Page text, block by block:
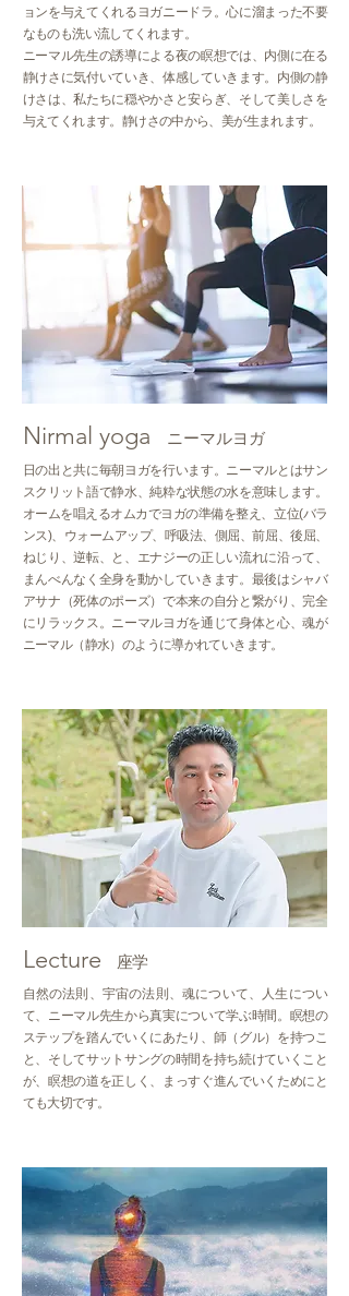
ョンを与えてくれるヨガニードラ。心に溜まった不要
なものも洗い流してくれます。
ニーマル先生の誘導による夜の瞑想では、内側に在る
静けさに気付いていき、体感していきます。内側の静
けさは、私たちに穏やかさと安らぎ、そして美しさを
与えてくれます。静けさの中から、美が生まれます。
Nirmal yoga ニーマルヨガ
日の出と共に毎朝ヨガを行います。ニーマルとはサン
スクリット語で静水、純粋な状態の水を意味します。
オームを唱えるオムカでヨガの準備を整え、立位(バラ
ンス)、ウォームアップ、呼吸法、側屈、前屈、後屈、
ねじり、逆転、と、エナジーの正しい流れに沿って、
まんべんなく全身を動かしていきます。最後はシャバ
アサナ（死体のポーズ）で本来の自分と繋がり、完全
にリラックス。ニーマルヨガを通じて身体と心、魂が
ニーマル（静水）のように導かれていきます。
Lecture 座学
自然の法則、宇宙の法則、魂について、人生につい
て、ニーマル先生から真実について学ぶ時間。瞑想の
ステップを踏んでいくにあたり、師（グル）を持つこ
と、そしてサットサングの時間を持ち続けていくこと
が、瞑想の道を正しく、まっすぐ進んでいくためにと
ても大切です。